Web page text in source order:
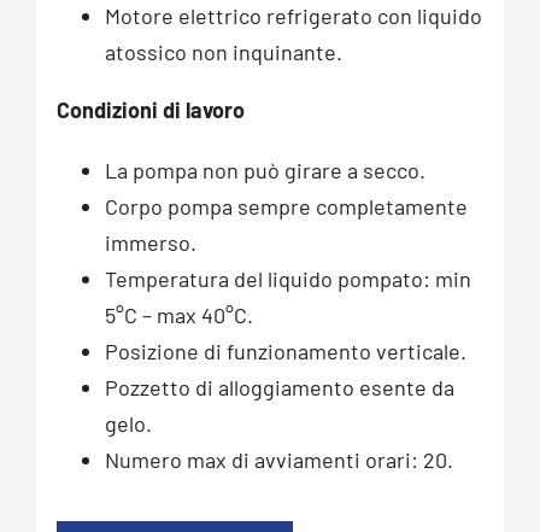
Motore elettrico refrigerato con liquido
atossico non inquinante.
Condizioni di lavoro
La pompa non può girare a secco.
Corpo pompa sempre completamente
immerso.
Temperatura del liquido pompato: min
5°C – max 40°C.
Posizione di funzionamento verticale.
Pozzetto di alloggiamento esente da
gelo.
Numero max di avviamenti orari: 20.